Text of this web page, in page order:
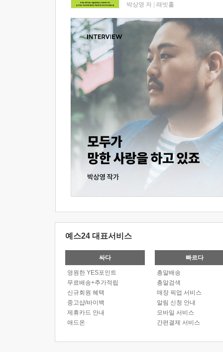
박상영 저 래빗홀
예스24 대표서비스
싸다
영원한 YES포인트
무료배송+추가적립
신규회원 혜택
중고샵/바이백
제휴카드 안내
애드온
빠르다
총알배송
총알검색
매장 픽업 서비스
알림 신청 안내
모바일 서비스
간편결제 서비스